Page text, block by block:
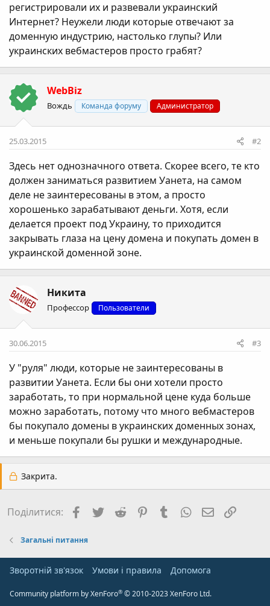
регистрировали их и развевали украинский
Интернет? Неужели люди которые отвечают за
доменную индустрию, настолько глупы? Или
украинских вебмастеров просто грабят?
WebBiz
Вождь Команда форуму Администратор
25.03.2015 #2
Здесь нет однозначного ответа. Скорее всего, те кто
должен заниматься развитием Уанета, на самом
деле не заинтересованы в этом, а просто
хорошенько зарабатывают деньги. Хотя, если
делается проект под Украину, то приходится
закрывать глаза на цену домена и покупать домен в
украинской доменной зоне.
Никита
Профессор Пользователи
30.06.2015 #3
У "руля" люди, которые не заинтересованы в
развитии Уанета. Если бы они хотели просто
заработать, то при нормальной цене куда больше
можно заработать, потому что много вебмастеров
бы покупало домены в украинских доменных зонах,
и меньше покупали бы рушки и международные.
Закрита.
Поділитися: Facebook
TwitterReddit PinterestTumblrWhatsApp
E-mail
Загальні питання
Зворотній зв'язок Умови і правила Дoпoмoга
Community platform by XenForo® © 2010-2023 XenForo Ltd.